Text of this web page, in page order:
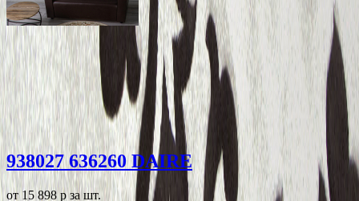
938027 636260 DAIRE
от 15 898 pза шт.